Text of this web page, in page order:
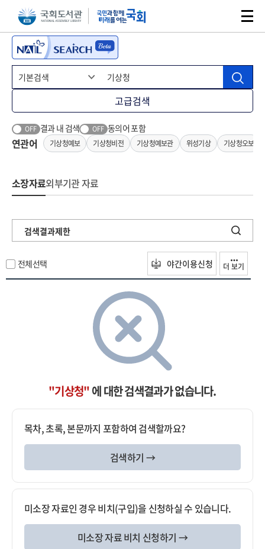
본문 바로가기주메뉴 바로가기
고급검색
OFF 결과 내 검색 OFF 동의어 포함
연관어 기상청예보 기상청비전 기상청예보관 위성기상 기상청오보
소장자료외부기관 자료
검색결과제한
전체선택 야간이용신청 더 보기
"기상청"에 대한 검색결과가 없습니다.
목차, 초록, 본문까지 포함하여 검색할까요?
검색하기 →
미소장 자료인 경우 비치(구입)을 신청하실 수 있습니다.
미소장 자료 비치 신청하기 →